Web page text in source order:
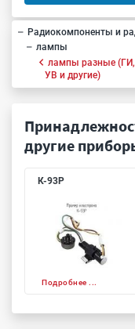
Радиокомпоненты и
лампы
лампы разные
УВ и другие)
другие
К-93Р
Подробнее ...